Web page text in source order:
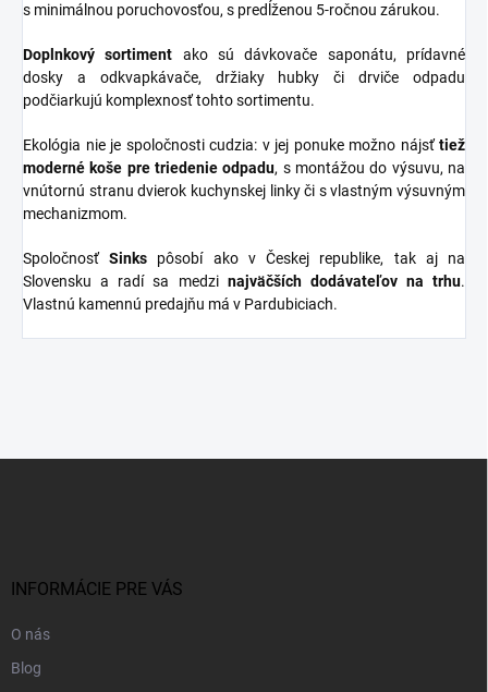
s minimálnou poruchovosťou, s predĺženou 5-ročnou zárukou.
Doplnkový sortiment ako sú dávkovače saponátu, prídavné
dosky a odkvapkávače, držiaky hubky či drviče odpadu
podčiarkujú komplexnosť tohto sortimentu.
Ekológia nie je spoločnosti cudzia: v jej ponuke možno nájsťtiež
moderné koše pre triedenie odpadu, s montážou do výsuvu, na
vnútornú stranu dvierok kuchynskej linky či s vlastným výsuvným
mechanizmom.
SpoločnosťSinks pôsobí ako v Českej republike, tak aj na
Slovensku a radí sa medzi najväčších dodávateľov na trhu.
Vlastnú kamennú predajňu má v Pardubiciach.
INFORMÁCIE PRE VÁS
O nás
Blog